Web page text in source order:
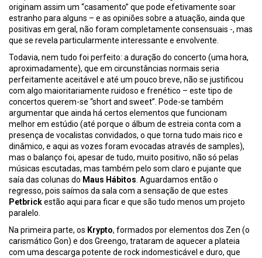
originam assim um “casamento” que pode efetivamente soar
estranho para alguns – e as opiniões sobre a atuação, ainda que
positivas em geral, não foram completamente consensuais -, mas
que se revela particularmente interessante e envolvente.
Todavia, nem tudo foi perfeito: a duração do concerto (uma hora,
aproximadamente), que em circunstâncias normais seria
perfeitamente aceitável e até um pouco breve, não se justificou
com algo maioritariamente ruidoso e frenético – este tipo de
concertos querem-se “short and sweet”. Pode-se também
argumentar que ainda há certos elementos que funcionam
melhor em estúdio (até porque o álbum de estreia conta com a
presença de vocalistas convidados, o que torna tudo mais rico e
dinâmico, e aqui as vozes foram evocadas através de samples),
mas o balanço foi, apesar de tudo, muito positivo, não só pelas
músicas escutadas, mas também pelo som claro e pujante que
saía das colunas do Maus Hábitos. Aguardamos então o
regresso, pois saímos da sala com a sensação de que estes
Petbrickestão aqui para ficar e que são tudo menos um projeto
paralelo.
Na primeira parte, os Krypto, formados por elementos dos Zen (o
carismático Gon) e dos Greengo, trataram de aquecer a plateia
com uma descarga potente de rock indomesticável e duro, que